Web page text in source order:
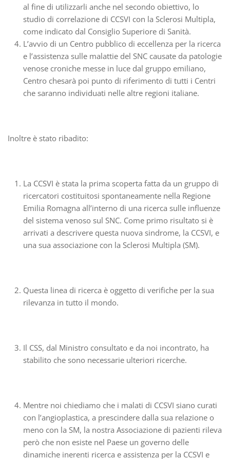
al fine di utilizzarli anche nel secondo obiettivo, lo
studio di correlazione di CCSVI con la Sclerosi Multipla,
come indicato dal Consiglio Superiore di Sanità.
L’avvio di un Centro pubblico di eccellenza per la ricerca
e l’assistenza sulle malattie del SNC causate da patologie
venose croniche messe in luce dal gruppo emiliano,
Centro chesarà poi punto di riferimento di tutti i Centri
che saranno individuati nelle altre regioni italiane.
Inoltre è stato ribadito:
La CCSVI è stata la prima scoperta fatta da un gruppo di
ricercatori costituitosi spontaneamente nella Regione
Emilia Romagna all’interno di una ricerca sulle influenze
del sistema venoso sul SNC. Come primo risultato si è
arrivati a descrivere questa nuova sindrome, la CCSVI, e
una sua associazione con la Sclerosi Multipla (SM).
Questa linea di ricerca è oggetto di verifiche per la sua
rilevanza in tutto il mondo.
Il CSS, dal Ministro consultato e da noi incontrato, ha
stabilito che sono necessarie ulteriori ricerche.
Mentre noi chiediamo che i malati di CCSVI siano curati
con l’angioplastica, a prescindere dalla sua relazione o
meno con la SM, la nostra Associazione di pazienti rileva
però che non esiste nel Paese un governo delle
dinamiche inerenti ricerca e assistenza per la CCSVI e